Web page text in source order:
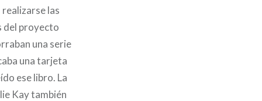
las
del proyecto
una serie
una tarjeta
ese libro. La
Kay también